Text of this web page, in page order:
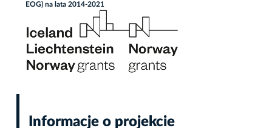
EOG) na lata 2014-2021
Informacje o projekcie